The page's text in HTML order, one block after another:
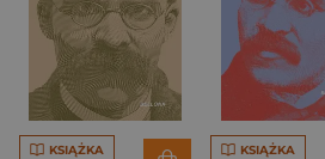
KSIĄŻKA KSIĄŻKA